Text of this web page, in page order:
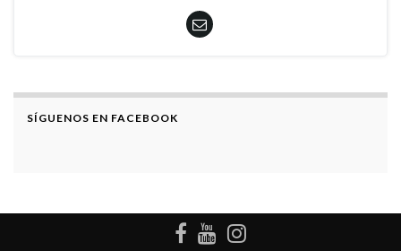
SÍGUENOS EN FACEBOOK